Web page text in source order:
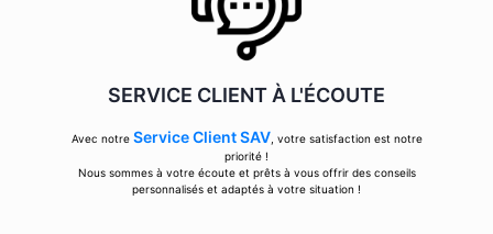
SERVICE CLIENT À L'ÉCOUTE
Avec notre Service Client SAV, votre satisfaction est notre
priorité !
Nous sommes à votre écoute et prêts à vous offrir des conseils
personnalisés et adaptés à votre situation !